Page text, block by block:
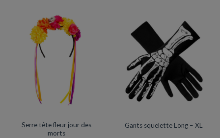
Serre tête fleur jour des
morts
Gants squelette Long – XL